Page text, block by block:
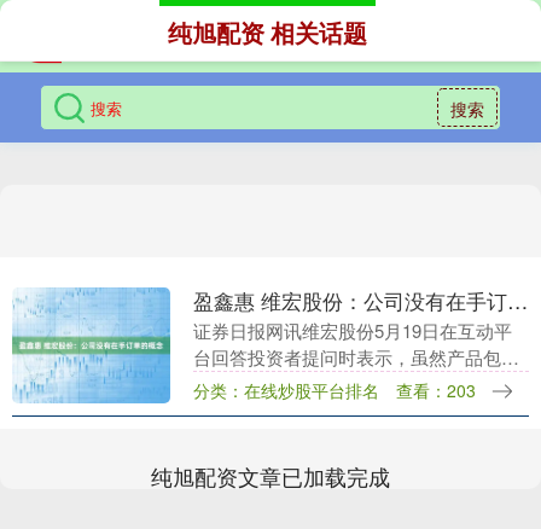
搜索
纯旭配资 相关话题
盈鑫惠 维宏股份：公司没有在手订单的概念
证券日报网讯维宏股份5月19日在互动平
台回答投资者提问时表示，虽然产品包含
了控制卡等硬件，但公司本质上是软件企
业。公司交付周期非常短，控制卡等硬件
分类：在线炒股平台排名 查看：203
纯旭配资文章已加载完成